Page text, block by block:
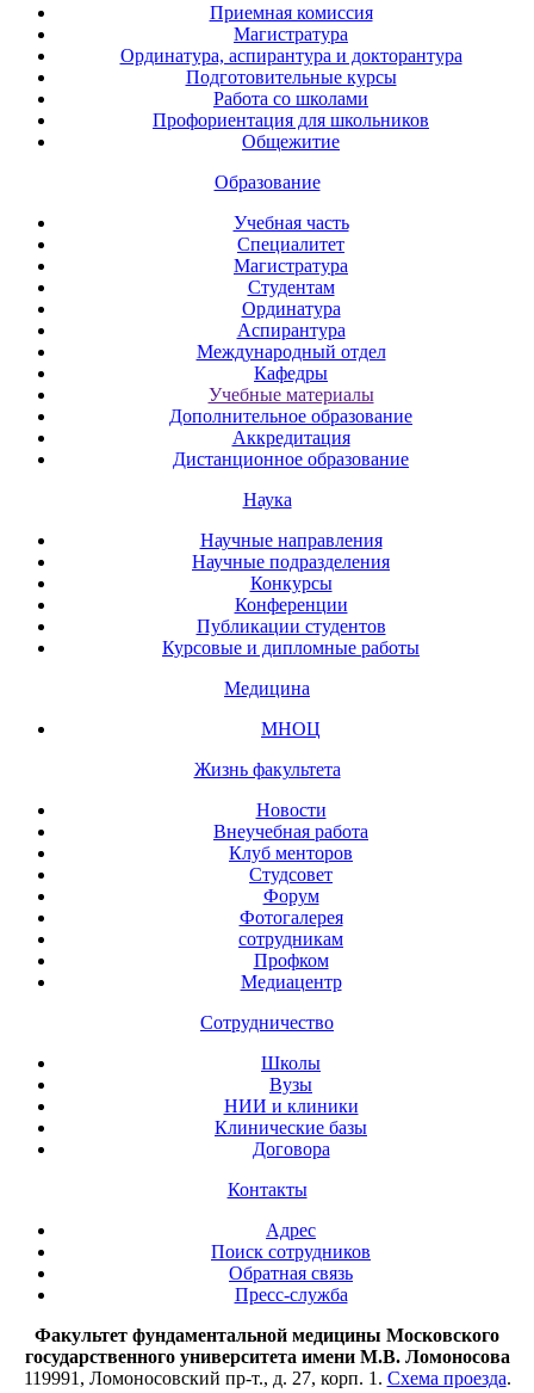
Приемная комиссия
Магистратура
Ординатура, аспирантура и докторантура
Подготовительные курсы
Работа со школами
Профориентация для школьников
Общежитие
Образование
Учебная часть
Специалитет
Магистратура
Студентам
Ординатура
Аспирантура
Международный отдел
Кафедры
Учебные материалы
Дополнительное образование
Аккредитация
Дистанционное образование
Наука
Научные направления
Научные подразделения
Конкурсы
Конференции
Публикации студентов
Курсовые и дипломные работы
Медицина
МНОЦ
Жизнь факультета
Новости
Внеучебная работа
Клуб менторов
Студсовет
Форум
Фотогалерея
сотрудникам
Профком
Медиацентр
Сотрудничество
Школы
Вузы
НИИ и клиники
Клинические базы
Договора
Контакты
Адрес
Поиск сотрудников
Обратная связь
Пресс-служба
Факультет фундаментальной медицины Московского
государственного университета имени М.В. Ломоносова
119991, Ломоносовский пр-т., д. 27, корп. 1. Схема проезда.